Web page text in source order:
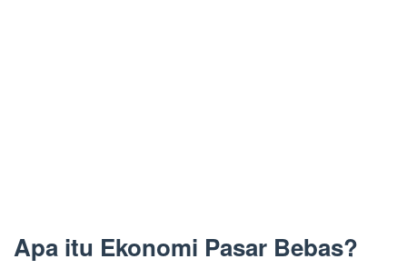
Apa itu Ekonomi Pasar Bebas?